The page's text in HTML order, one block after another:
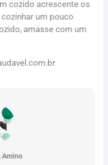
cozido acrescente os
um pouco
amasse com um
Amino